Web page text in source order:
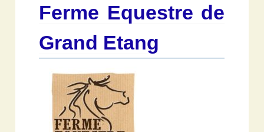
Ferme Equestre de
Grand Etang